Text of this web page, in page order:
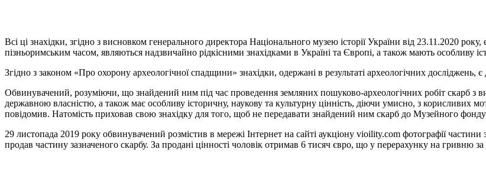
Всі ці знахідки, згідно з висновком генерального директора Національного музею історії України від 23.11.2020
пізньоримським часом, являються надзвичайно рідкісними знахідками в Україні та Європі, а також мають особливу
Згідно з законом «Про охорону археологічної спадщини» знахідки, одержані в результаті археологічних досліджень,
Обвинувачений, розуміючи, що знайдений ним під час проведення земляних пошуково-археологічних робіт скарб з
державною власністю, а також має особливу історичну, наукову та культурну цінність, діючи умисно, з корисливих
повідомив. Натомість приховав свою знахідку для того, щоб не передавати знайдений ним скарб до Музейного
29 листопада 2019 року обвинувачений розмістив в мережі Інтернет на сайті аукціону vioility.com фотографії
продав частину зазначеного скарбу. За продані цінності чоловік отримав 6 тисяч євро, що у перерахунку на гривню